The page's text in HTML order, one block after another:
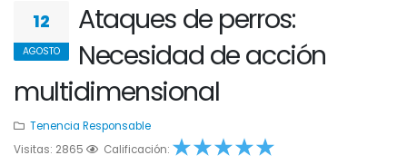
12
AGOSTO
Ataques de perros:
Necesidad de acción
multidimensional
Tenencia Responsable
Visitas: 2865
Calificación:
1 2 3 4 5